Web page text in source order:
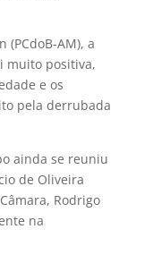
(PCdoB-AM), a
muito positiva,
e os
pela derrubada
ainda se reuniu
de Oliveira
Rodrigo
na